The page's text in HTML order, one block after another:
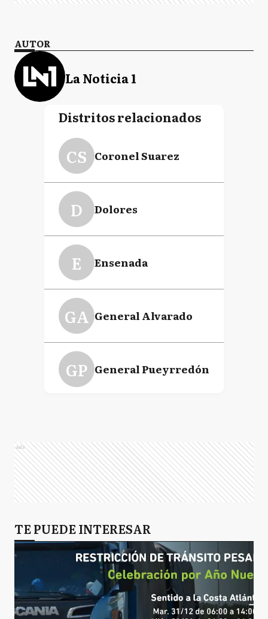
AUTOR
La Noticia 1
Distritos relacionados
CS Coronel Suarez
D Dolores
E Ensenada
GA General Alvarado
GP General Pueyrredón
MC Mar Chiquita
N Necochea
Ads
TE PUEDE INTERESAR